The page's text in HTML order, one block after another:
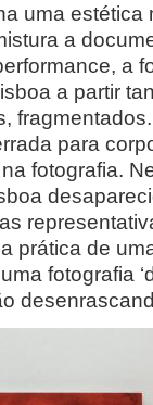
uma estética
a
a
a partir
para
fotografia.
prática de
fotografia